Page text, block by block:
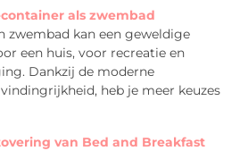
als zwembad
zwembad kan een geweldige
een huis, voor recreatie en
Dankzij de moderne
heb je meer keuzes
van Bed and Breakfast